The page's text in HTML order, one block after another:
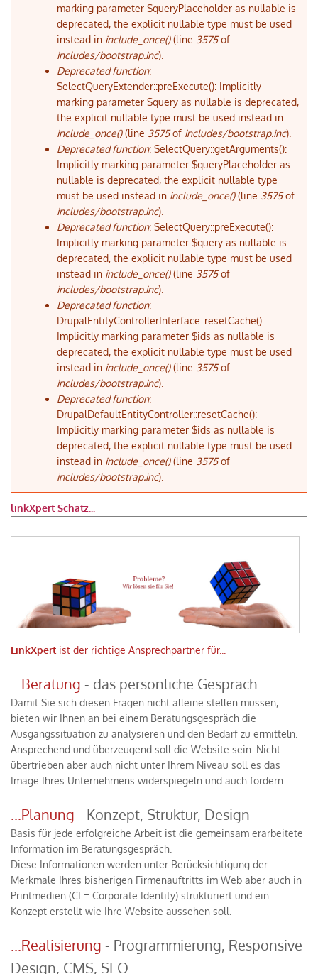
marking parameter $queryPlaceholder as nullable is
deprecated, the explicit nullable type must be used
instead in include_once()(line 3575of
includes/bootstrap.inc).
Deprecated function:
SelectQueryExtender::preExecute(): Implicitly
marking parameter $query as nullable is deprecated,
the explicit nullable type must be used instead in
include_once()(line 3575of includes/bootstrap.inc).
Deprecated function: SelectQuery::getArguments():
Implicitly marking parameter $queryPlaceholder as
nullable is deprecated, the explicit nullable type
must be used instead in include_once()(line 3575of
includes/bootstrap.inc).
Deprecated function: SelectQuery::preExecute():
Implicitly marking parameter $query as nullable is
deprecated, the explicit nullable type must be used
instead in include_once()(line 3575of
includes/bootstrap.inc).
Deprecated function:
DrupalEntityControllerInterface::resetCache():
Implicitly marking parameter $ids as nullable is
deprecated, the explicit nullable type must be used
instead in include_once()(line 3575of
includes/bootstrap.inc).
Deprecated function:
DrupalDefaultEntityController::resetCache():
Implicitly marking parameter $ids as nullable is
deprecated, the explicit nullable type must be used
instead in include_once()(line 3575of
includes/bootstrap.inc).
linkXpert Schätz...
LinkXpert ist der richtige Ansprechpartner für...
...Beratung - das persönliche Gespräch
Damit Sie sich diesen Fragen nicht alleine stellen müssen,
bieten wir Ihnen an bei einem Beratungsgespräch die
Ausgangssituation zu analysieren und den Bedarf zu ermitteln.
Ansprechend und überzeugend soll die Website sein. Nicht
übertrieben aber auch nicht unter Ihrem Niveau soll es das
Image Ihres Unternehmens widerspiegeln und auch fördern.
...Planung - Konzept, Struktur, Design
Basis für jede erfolgreiche Arbeit ist die gemeinsam erarbeitete
Information im Beratungsgespräch.
Diese Informationen werden unter Berücksichtigung der
Merkmale Ihres bisherigen Firmenauftritts im Web aber auch in
Printmedien (CI = Corporate Identity) strukturiert und ein
Konzept erstellt wie Ihre Website aussehen soll.
...Realisierung - Programmierung, Responsive
Design, CMS, SEO